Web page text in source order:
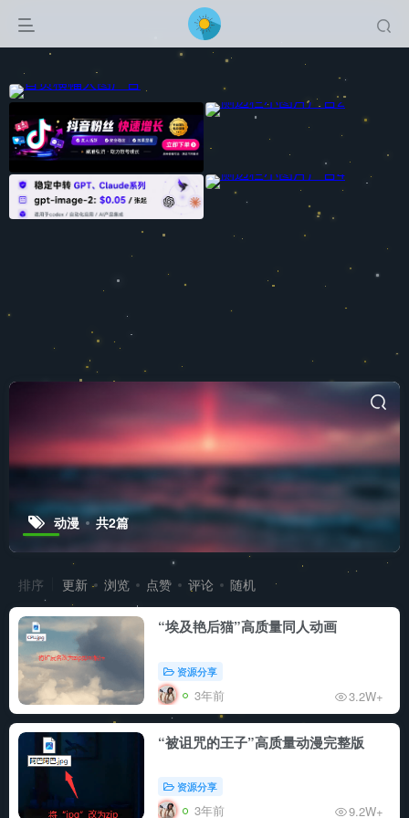
动漫 共2篇
排序 更新 浏览 点赞 评论 随机
“埃及艳后猫”高质量同人动画
资源分享
3年前 3.2W+
“被诅咒的王子”高质量动漫完整版
资源分享
3年前 9.2W+